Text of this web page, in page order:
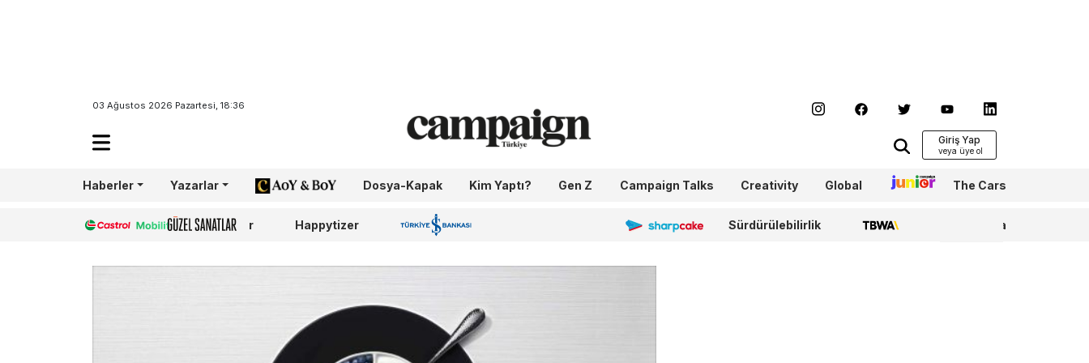
03 Ağustos 2026 Pazartesi, 18:36
Giriş Yap
Haberler Yazarlar AoY/BoY Dosya-Kapak Kim Yaptı? Gen Z Campaign Talks Creativity Global Junior The Cars
Castrol Güzel Sanatlar Happytizer İş Bankası 100.Yıl Sharpcake Sürdürülebilirlik TBWA WPP Media